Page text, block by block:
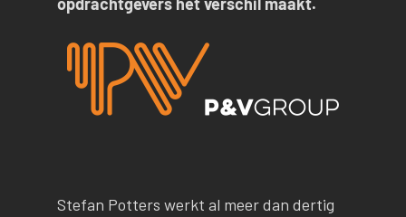
Stefan Potters werkt al meer dan dertig